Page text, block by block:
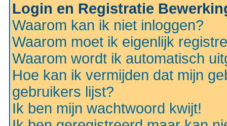
Login en Registratie
Waarom kan ik niet inloggen?
Waarom moet ik eigenlijk
Waarom wordt ik automatisch
Hoe kan ik vermijden dat mijn
gebruikers lijst?
Ik ben mijn wachtwoord kwijt!